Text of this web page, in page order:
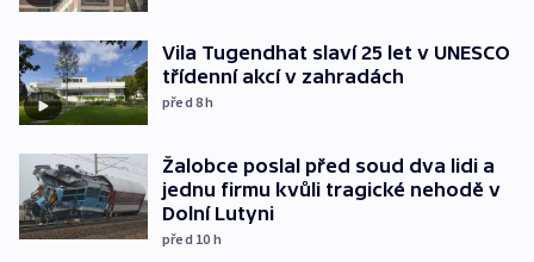
Vila Tugendhat slaví 25 let v UNESCO
třídenní akcí v zahradách
před 8h
Žalobce poslal před soud dva lidi a
jednu firmu kvůli tragické nehodě v
Dolní Lutyni
před 10 h